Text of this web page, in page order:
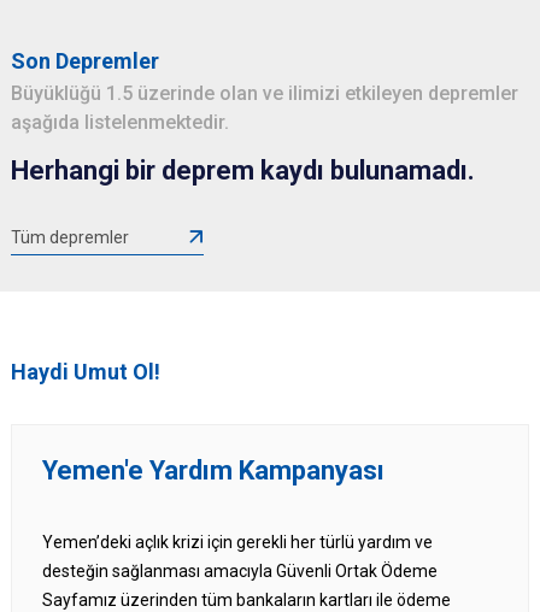
Son Depremler
Büyüklüğü 1.5 üzerinde olan ve ilimizi etkileyen depremler
aşağıda listelenmektedir.
Herhangi bir deprem kaydı bulunamadı.
Tüm depremler
Haydi Umut Ol!
Yemen'e Yardım Kampanyası
Yemen’deki açlık krizi için gerekli her türlü yardım ve
desteğin sağlanması amacıyla Güvenli Ortak Ödeme
Sayfamız üzerinden tüm bankaların kartları ile ödeme